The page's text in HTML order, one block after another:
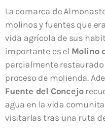
La comarca de
molinos y fuentes que
vida agrícola de sus
importante es el Molino
parcialmente
proceso de molienda.
Fuente del Concejo
agua en la vida
visitarlas tras una ruta